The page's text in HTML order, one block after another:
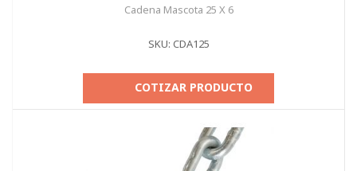
Cadena Mascota 25 X 6
SKU: CDA125
COTIZAR PRODUCTO